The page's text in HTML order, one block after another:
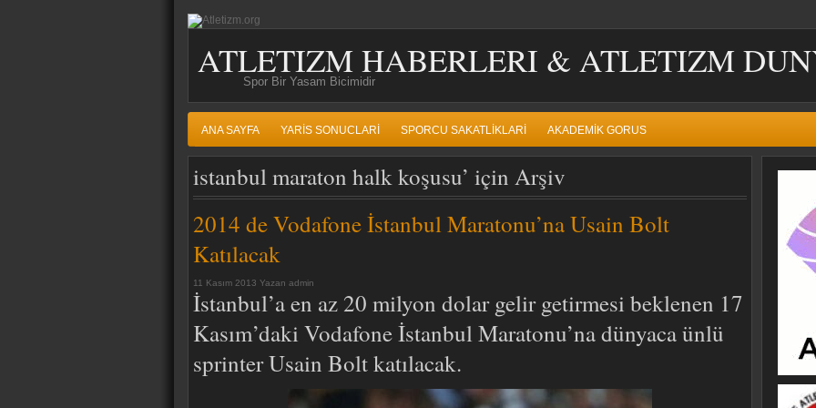
ATLETIZM HABERLERI & ATLETIZM
Spor Bir Yasam Bicimidir
ANA SAYFA YARIS SONUCLARI SPORCU SAKATLIKLARI AKADEMIK GORUS
istanbul maraton halk koşusu’ için Arşiv
2014 de Vodafone İstanbul Maratonu’na Usain Bolt
Katılacak
11 Kasım 2013 Yazan admin
İstanbul’a en az 20 milyon dolar gelir getirmesi beklenen 17
Kasım’daki Vodafone İstanbul Maratonu’na dünyaca ünlü
sprinter Usain Bolt katılacak.